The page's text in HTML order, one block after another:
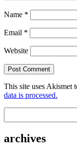
Name *
Email *
Website
This site uses Akismet
data is processed.
archives